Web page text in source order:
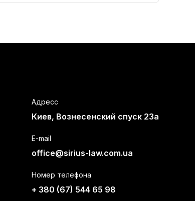
Адресс
Киев, Вознесенский спуск 23а
E-mail
office@sirius-law.com.ua
Номер телефона
+ 380 (67) 544 65 98